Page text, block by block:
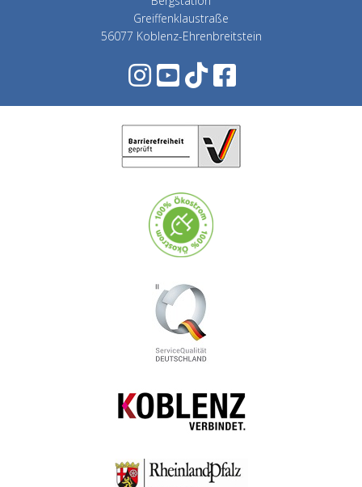
Greiffenklaustraße
56077 Koblenz-Ehrenbreitstein